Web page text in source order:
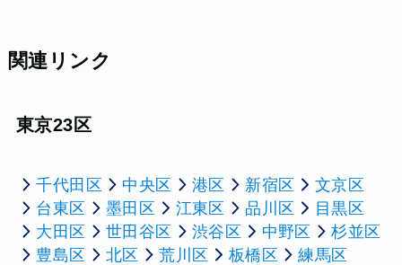
関連リンク
東京23区
千代田区 中央区 港区 新宿区
文京区
台東区
墨田区 江東区 品川区
目黒区
大田区
世田谷区 渋谷区 中野区
杉並区
豊島区
北区 荒川区 板橋区
練馬区